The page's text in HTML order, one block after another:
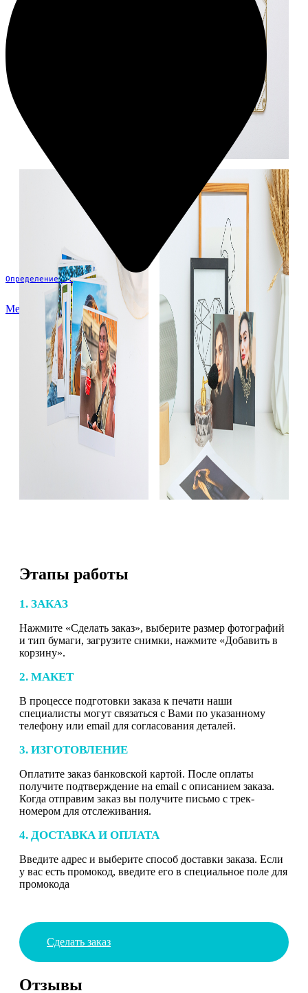
Определение...
Меню
Этапы работы
1. ЗАКАЗ
Нажмите «Сделать заказ», выберите размер фотографий
и тип бумаги, загрузите снимки, нажмите «Добавить в
корзину».
2. МАКЕТ
В процессе подготовки заказа к печати наши
специалисты могут связаться с Вами по указанному
телефону или email для согласования деталей.
3. ИЗГОТОВЛЕНИЕ
Оплатите заказ банковской картой. После оплаты
получите подтверждение на email с описанием заказа.
Когда отправим заказ вы получите письмо с трек-
номером для отслеживания.
4. ДОСТАВКА И ОПЛАТА
Введите адрес и выберите способ доставки заказа. Если
у вас есть промокод, введите его в специальное поле для
промокода
Сделать заказ
Отзывы